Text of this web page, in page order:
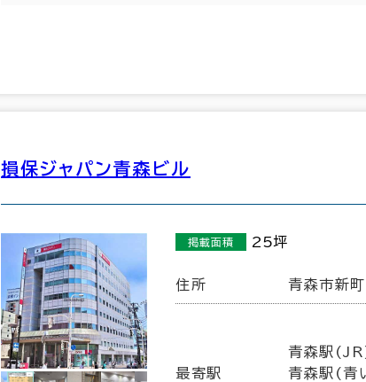
損保ジャパン青森ビル
掲載面積 25坪
住所 青森市新
最寄駅
青森駅
青森駅(青